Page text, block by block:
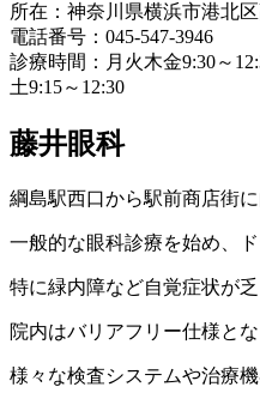
所在：神奈川県横浜市港北
電話番号：045-547-3946
診療時間：月火木金9:30～
土9:15～12:30
藤井眼科
綱島駅西口から駅前商店街
一般的な眼科診療を始め、
特に緑内障など自覚症状が
院内はバリアフリー仕様と
様々な検査システムや治療